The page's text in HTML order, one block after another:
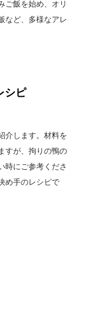
ご飯を始め、オリ
など、多様なアレ
シピ
介します。材料を
すが、拘りの鴨の
時にご参考くださ
め手のレシピで